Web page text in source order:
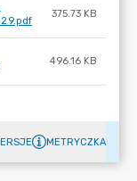
375.73 KB
496.16 KB
METRYCZKA